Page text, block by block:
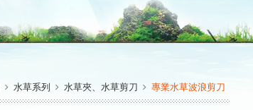
水草系列 水草夾、水草剪刀 專業水草波浪剪刀